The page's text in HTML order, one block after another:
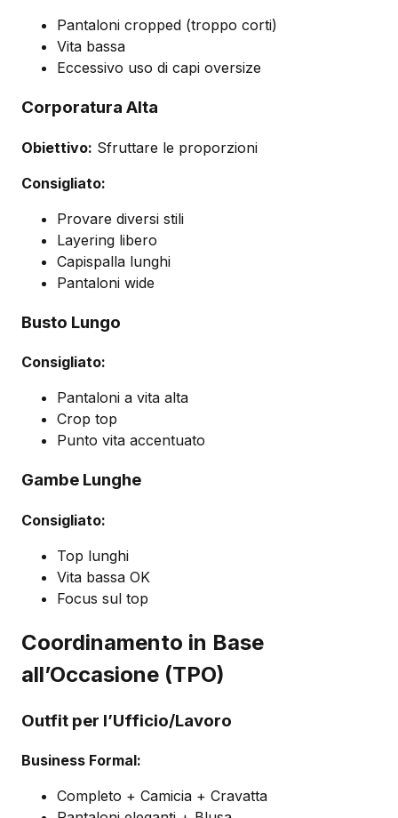
Pantaloni cropped (troppo corti)
Vita bassa
Eccessivo uso di capi oversize
Corporatura Alta
Obiettivo: Sfruttare le proporzioni
Consigliato:
Provare diversi stili
Layering libero
Capispalla lunghi
Pantaloni wide
Busto Lungo
Consigliato:
Pantaloni a vita alta
Crop top
Punto vita accentuato
Gambe Lunghe
Consigliato:
Top lunghi
Vita bassa OK
Focus sul top
Coordinamento in Base
all’Occasione (TPO)
Outfit per l’Ufficio/Lavoro
Business Formal:
Completo + Camicia + Cravatta